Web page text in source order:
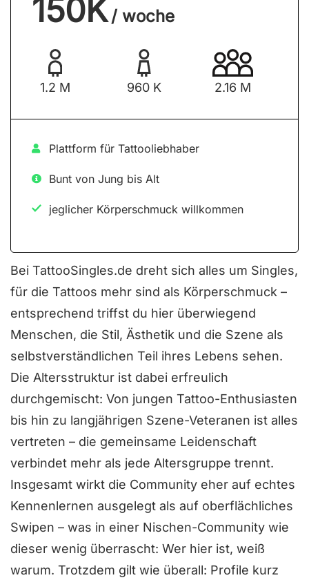
150K / woche
1.2 M 960 K 2.16 M
Plattform für Tattooliebhaber
Bunt von Jung bis Alt
jeglicher Körperschmuck willkommen
Bei TattooSingles.de dreht sich alles um Singles,
für die Tattoos mehr sind als Körperschmuck –
entsprechend triffst du hier überwiegend
Menschen, die Stil, Ästhetik und die Szene als
selbstverständlichen Teil ihres Lebens sehen.
Die Altersstruktur ist dabei erfreulich
durchgemischt: Von jungen Tattoo-Enthusiasten
bis hin zu langjährigen Szene-Veteranen ist alles
vertreten – die gemeinsame Leidenschaft
verbindet mehr als jede Altersgruppe trennt.
Insgesamt wirkt die Community eher auf echtes
Kennenlernen ausgelegt als auf oberflächliches
Swipen – was in einer Nischen-Community wie
dieser wenig überrascht: Wer hier ist, weiß
warum. Trotzdem gilt wie überall: Profile kurz